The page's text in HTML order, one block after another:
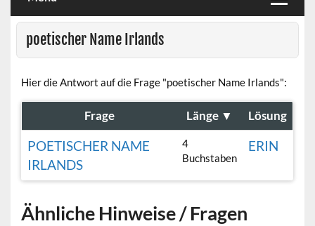
poetischer Name Irlands
Hier die Antwort auf die Frage "poetischer Name Irlands":
Frage Länge ▼ Lösung
POETISCHER NAME
IRLANDS
4
Buchstaben
ERIN
Ähnliche Hinweise / Fragen